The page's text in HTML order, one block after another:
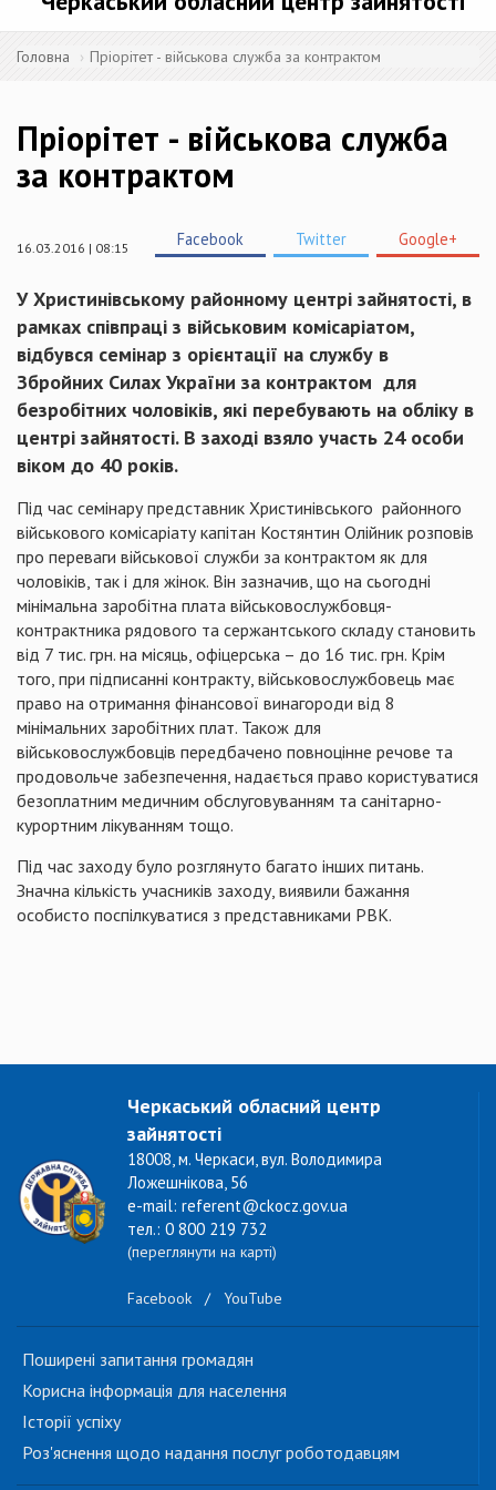
Головна Пріорітет - військова служба за контрактом
Пріорітет - військова служба
за контрактом
16.03.2016 | 08:15 Facebook Twitter Google+
У Христинівському районному центрі зайнятості, в
рамках співпраці з військовим комісаріатом,
відбувся семінар з орієнтації на службу в
Збройних Силах України за контрактом для
безробітних чоловіків, які перебувають на обліку в
центрі зайнятості. В заході взяло участь 24 особи
віком до 40 років.
Під час семінару представник Христинівського районного
військового комісаріату капітан Костянтин Олійник розповів
про переваги військової служби за контрактом як для
чоловіків, так і для жінок. Він зазначив, що на сьогодні
мінімальна заробітна плата військовослужбовця-
контрактника рядового та сержантського складу становить
від 7 тис. грн. на місяць, офіцерська – до 16 тис. грн. Крім
того, при підписанні контракту, військовослужбовець має
право на отримання фінансової винагороди від 8
мінімальних заробітних плат. Також для
військовослужбовців передбачено повноцінне речове та
продовольче забезпечення, надається право користуватися
безоплатним медичним обслуговуванням та санітарно-
курортним лікуванням тощо.
Під час заходу було розглянуто багато інших питань.
Значна кількість учасників заходу, виявили бажання
особисто поспілкуватися з представниками РВК.
Черкаський обласний центр
зайнятості
18008, м. Черкаси, вул. Володимира
Ложешнікова, 56
e-mail: referent@ckocz.gov.ua
тел.: 0 800 219 732
(переглянути на карті)
Facebook / YouTube
Поширені запитання громадян
Корисна інформація для населення
Історії успіху
Роз'яснення щодо надання послуг роботодавцям